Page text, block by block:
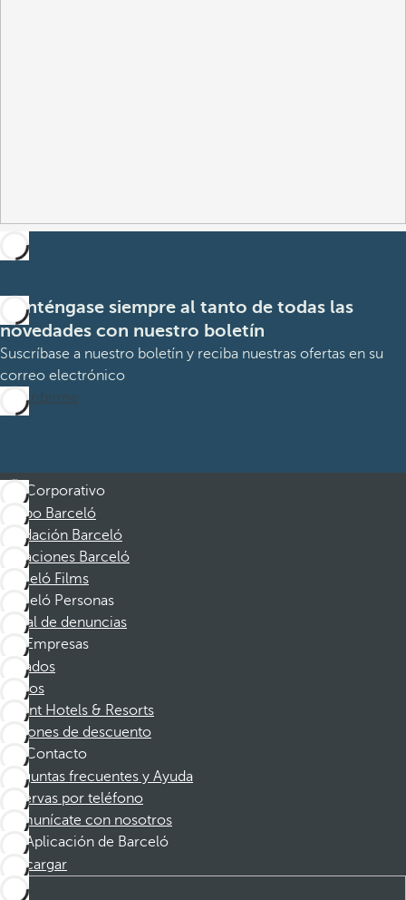
Manténgase siempre al tanto de todas las
novedades con nuestro boletín
Suscríbase a nuestro boletín y reciba nuestras ofertas en su
correo electrónico
Suscribirme
Corporativo
Grupo Barceló
Fundación Barceló
Vacaciones Barceló
Barceló Films
Barceló Personas
Canal de denuncias
Empresas
Afiliados
Socios
Dorint Hotels & Resorts
Cupones de descuento
Contacto
Preguntas frecuentes y Ayuda
Reservas por teléfono
Comunícate con nosotros
Aplicación de Barceló
Descargar